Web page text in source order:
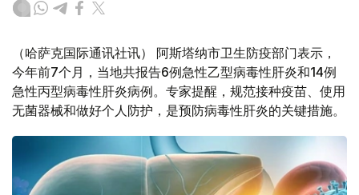
（哈萨克国际通讯社讯） 阿斯塔纳市卫生防疫部门表示，
今年前7个月，当地共报告6例急性乙型病毒性肝炎和14例
急性丙型病毒性肝炎病例。专家提醒，规范接种疫苗、使用
无菌器械和做好个人防护，是预防病毒性肝炎的关键措施。